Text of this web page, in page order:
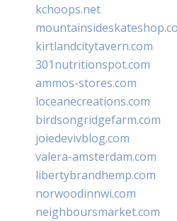
kchoops.net
kirtlandcitytavern.com
301nutritionspot.com
ammos-stores.com
loceanecreations.com
birdsongridgefarm.com
joiedevivblog.com
valera-amsterdam.com
libertybrandhemp.com
norwoodinnwi.com
neighboursmarket.com